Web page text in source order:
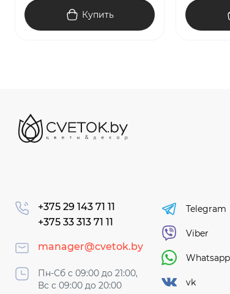
Купить
+375 29 143 71 11
+375 33 313 71 11
manager@cvetok.by
Пн-Сб с 09:00 до 21:00,
Вс с 09:00 до 20:00
Telegram
Viber
Whatsapp
vk